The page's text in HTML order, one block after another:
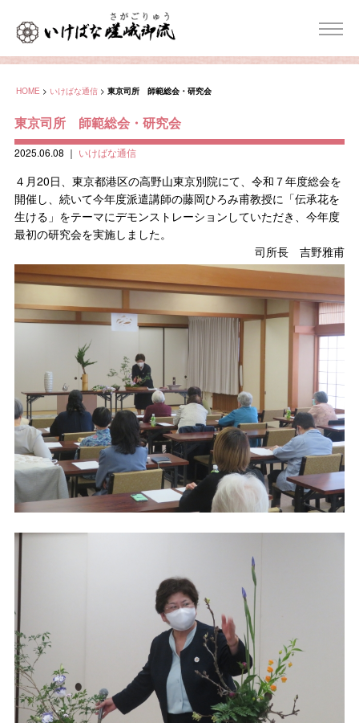
HOME > いけばな通信 > 東京司所 師範総会・研究会
東京司所 師範総会・研究会
2025.06.08 ｜ いけばな通信
４月20日、東京都港区の高野山東京別院にて、令和７年度総会を
開催し、続いて今年度派遣講師の藤岡ひろみ甫教授に「伝承花を
生ける」をテーマにデモンストレーションしていただき、今年度
最初の研究会を実施しました。
司所長 吉野雅甫